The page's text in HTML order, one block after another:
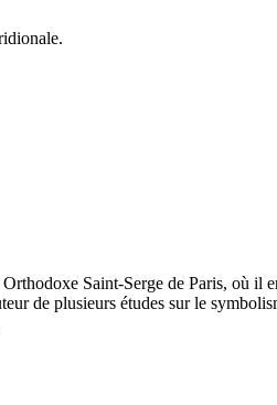
Saint-Serge de Paris, où
de plusieurs études sur le